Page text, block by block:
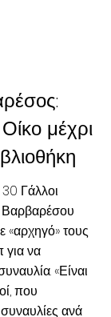
μέχρι
30 Γάλλοι
Βαρβαρέσου
τους
για να
«Είναι
που
ανά